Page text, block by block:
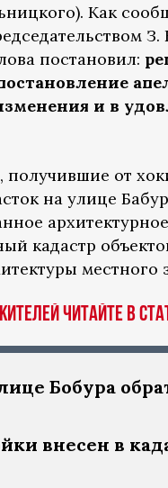
Как
З.
постановил:
и в
получившие от
на улице
кадастр
местного
читайте в
Бобура
внесен в